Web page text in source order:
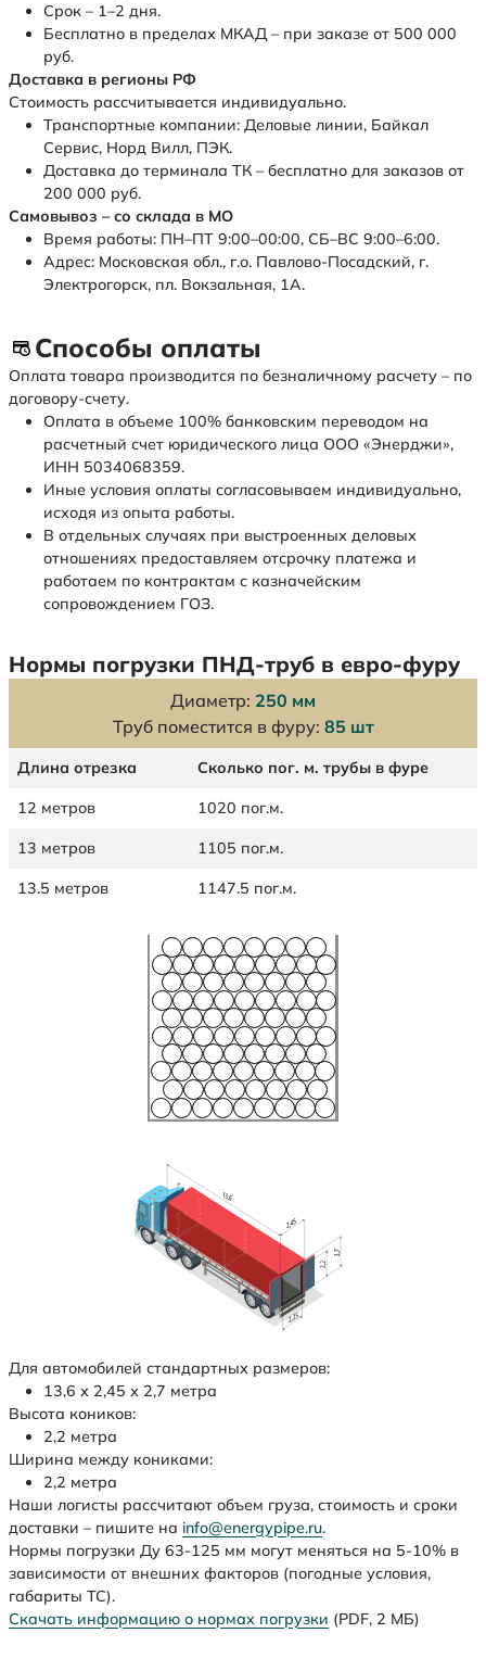
Срок – 1–2 дня.
Бесплатно в пределах МКАД – при заказе от 500 000
руб.
Доставка в регионы РФ
Стоимость рассчитывается индивидуально.
Транспортные компании: Деловые линии, Байкал
Сервис, Норд Вилл, ПЭК.
Доставка до терминала ТК – бесплатно для заказов от
200 000 руб.
Самовывоз – со склада в МО
Время работы: ПН–ПТ 9:00–00:00, СБ–ВС 9:00–6:00.
Адрес: Московская обл., г.о. Павлово-Посадский, г.
Электрогорск, пл. Вокзальная, 1А.
Способы оплаты
Оплата товара производится по безналичному расчету – по
договору-счету.
Оплата в объеме 100% банковским переводом на
расчетный счет юридического лица ООО «Энерджи»,
ИНН 5034068359.
Иные условия оплаты согласовываем индивидуально,
исходя из опыта работы.
В отдельных случаях при выстроенных деловых
отношениях предоставляем отсрочку платежа и
работаем по контрактам с казначейским
сопровождением ГОЗ.
Нормы погрузки ПНД-труб в евро-фуру
Диаметр: 250 мм
Труб поместится в фуру: 85 шт
Длина отрезка Сколько пог. м. трубы в фуре
12 метров 1020 пог.м.
13 метров 1105 пог.м.
13.5 метров 1147.5 пог.м.
Для автомобилей стандартных размеров:
13,6 х 2,45 х 2,7 метра
Высота коников:
2,2 метра
Ширина между кониками:
2,2 метра
Наши логисты рассчитают объем груза, стоимость и сроки
доставки – пишите на info@energypipe.ru.
Нормы погрузки Ду 63-125 мм могут меняться на 5-10% в
зависимости от внешних факторов (погодные условия,
габариты ТС).
Скачать информацию о нормах погрузки (PDF, 2 МБ)